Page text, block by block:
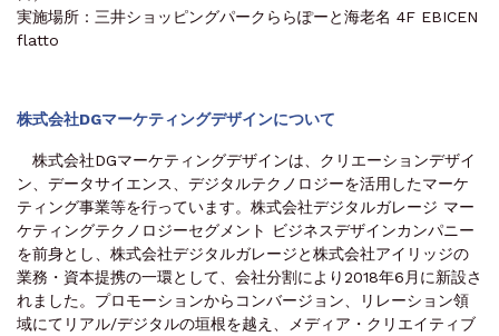
実施場所：三井ショッピングパークららぽーと海老名 4F EBICEN
flatto
株式会社DGマーケティングデザインについて
株式会社DGマーケティングデザインは、クリエーションデザイ
ン、データサイエンス、デジタルテクノロジーを活用したマーケ
ティング事業等を行っています。株式会社デジタルガレージ マー
ケティングテクノロジーセグメント ビジネスデザインカンパニー
を前身とし、株式会社デジタルガレージと株式会社アイリッジの
業務・資本提携の一環として、会社分割により2018年6月に新設さ
れました。プロモーションからコンバージョン、リレーション領
域にてリアル/デジタルの垣根を越え、メディア・クリエイティブ